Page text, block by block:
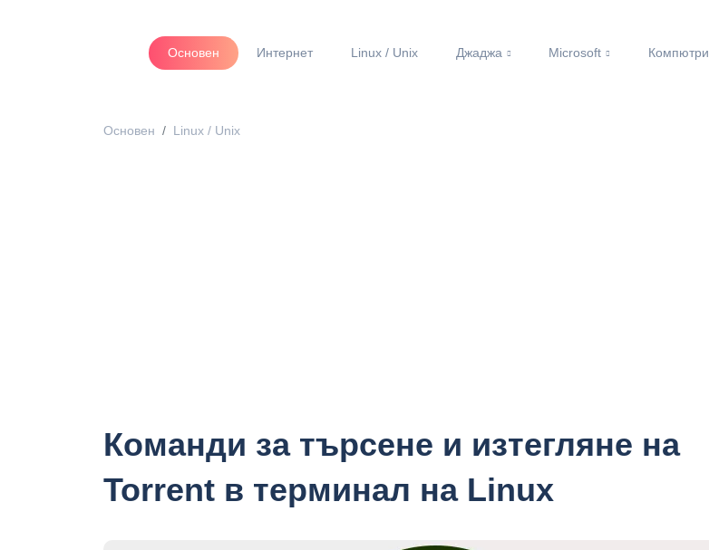
Основен Интернет Linux / Unix Джаджа Microsoft Компютри
Основен Linux / Unix
Команди за търсене и изтегляне на
Torrent в терминал на Linux